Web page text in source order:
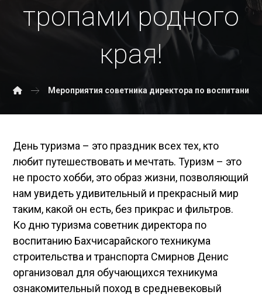
тропами родного
края!
Мероприятия советника директора по воспитанию
День туризма – это праздник всех тех, кто
любит путешествовать и мечтать. Туризм – это
не просто хобби, это образ жизни, позволяющий
нам увидеть удивительный и прекрасный мир
таким, какой он есть, без прикрас и фильтров.
Ко дню туризма советник директора по
воспитанию Бахчисарайского техникума
строительства и транспорта Смирнов Денис
организовал для обучающихся техникума
ознакомительный поход в средневековый